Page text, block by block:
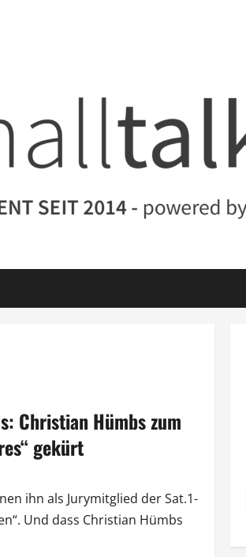
Christian Hümbs zum
gekürt
ihn als Jurymitglied der Sat.1-
Und dass Christian Hümbs